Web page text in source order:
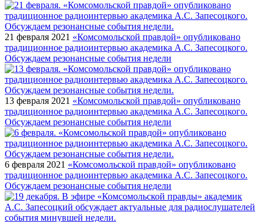
21 февраля 2021 «Комсомольской правдой» опубликовано
традиционное радиоинтервью академика А.С. Запесоцкого.
Обсуждаем резонансные события недели
13 февраля 2021 «Комсомольской правдой» опубликовано
традиционное радиоинтервью академика А.С. Запесоцкого.
Обсуждаем резонансные события недели
6 февраля 2021 «Комсомольской правдой» опубликовано
традиционное радиоинтервью академика А.С. Запесоцкого.
Обсуждаем резонансные события недели